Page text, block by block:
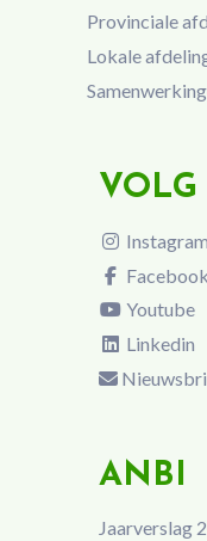
Provinciale
Lokale
VOLG
Instagram
Facebook
Youtube
Linkedin
ANBI
Jaarverslag